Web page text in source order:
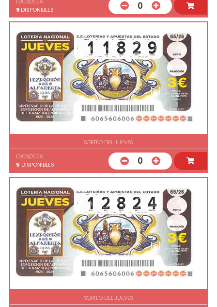
9 DISPONIBLES 0
SORTEO DEL JUEVES
13/08/2026
5 DISPONIBLES 0
SORTEO DEL JUEVES